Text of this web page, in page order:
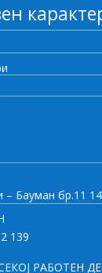
– Бауман бр.11
139
РАБОТЕН